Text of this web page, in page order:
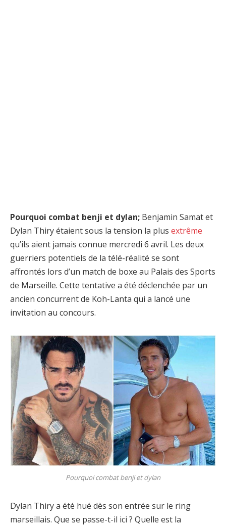
Pourquoi combat benji et dylan; Benjamin Samat et
Dylan Thiry étaient sous la tension la plus extrême
qu’ils aient jamais connue mercredi 6 avril. Les deux
guerriers potentiels de la télé-réalité se sont
affrontés lors d’un match de boxe au Palais des Sports
de Marseille. Cette tentative a été déclenchée par un
ancien concurrent de Koh-Lanta qui a lancé une
invitation au concours.
Pourquoi combat benji et dylan
Dylan Thiry a été hué dès son entrée sur le ring
marseillais. Que se passe-t-il ici ? Quelle est la